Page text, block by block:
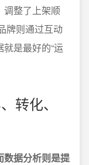
调整了上架顺
牌则通过互动
是最好的“运
转化、
数据分析则是提